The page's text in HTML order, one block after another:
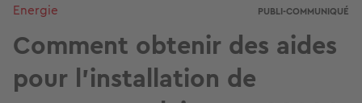
PUBLI-COMMUNIQUÉ
Energie
Comment obtenir des aides
pour l’installation de